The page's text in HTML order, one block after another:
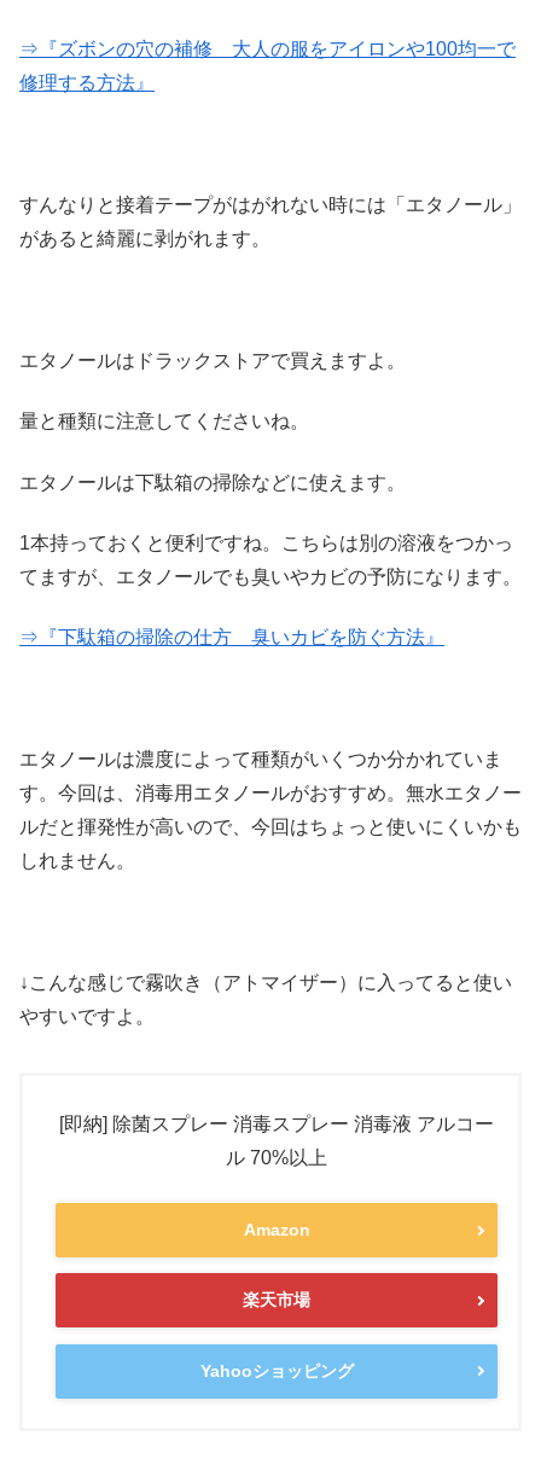
⇒『ズボンの穴の補修 大人の服をアイロンや100均一で
修理する方法』
すんなりと接着テープがはがれない時には「エタノール」
があると綺麗に剥がれます。
エタノールはドラックストアで買えますよ。
量と種類に注意してくださいね。
エタノールは下駄箱の掃除などに使えます。
1本持っておくと便利ですね。こちらは別の溶液をつかっ
てますが、エタノールでも臭いやカビの予防になります。
⇒『下駄箱の掃除の仕方 臭いカビを防ぐ方法』
エタノールは濃度によって種類がいくつか分かれていま
す。今回は、消毒用エタノールがおすすめ。無水エタノー
ルだと揮発性が高いので、今回はちょっと使いにくいかも
しれません。
↓こんな感じで霧吹き（アトマイザー）に入ってると使い
やすいですよ。
[即納] 除菌スプレー 消毒スプレー 消毒液 アルコー
ル 70%以上
Amazon
楽天市場
Yahooショッピング